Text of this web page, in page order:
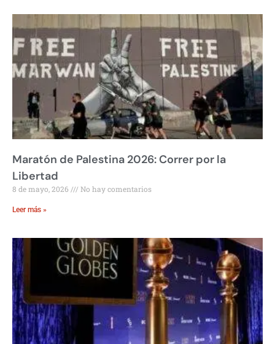
Maratón de Palestina 2026: Correr por la
Libertad
8 de mayo, 2026 No hay comentarios
Leer más »